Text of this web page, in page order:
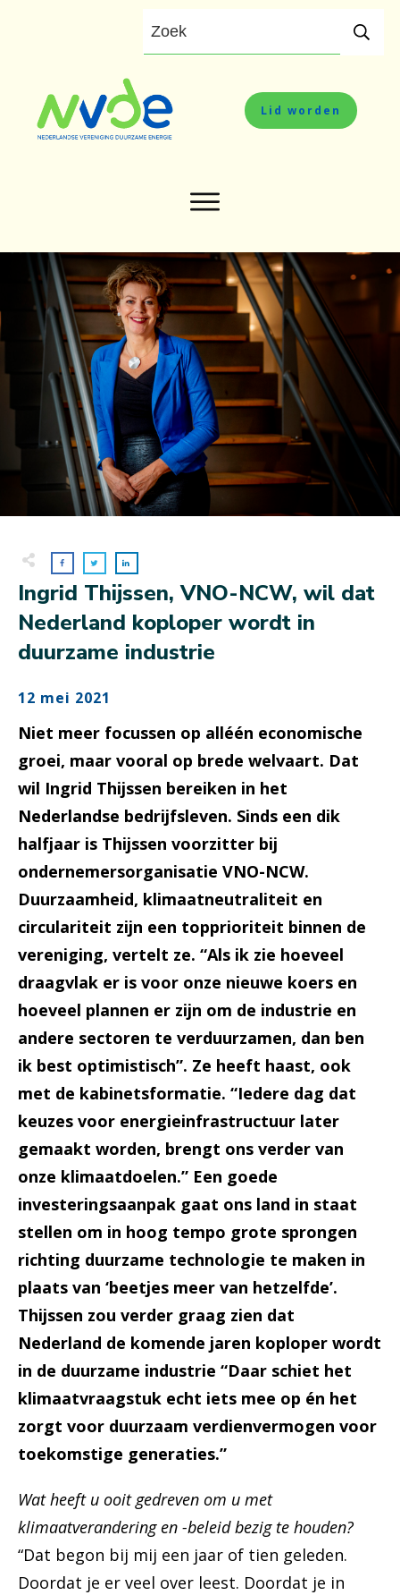
Lid worden
Ingrid Thijssen, VNO-NCW, wil dat
Nederland koploper wordt in
duurzame industrie
12 mei 2021
Niet meer focussen op alléén economische
groei, maar vooral op brede welvaart. Dat
wil Ingrid Thijssen bereiken in het
Nederlandse bedrijfsleven. Sinds een dik
halfjaar is Thijssen voorzitter bij
ondernemersorganisatie VNO-NCW.
Duurzaamheid, klimaatneutraliteit en
circulariteit zijn een topprioriteit binnen de
vereniging, vertelt ze. “Als ik zie hoeveel
draagvlak er is voor onze nieuwe koers en
hoeveel plannen er zijn om de industrie en
andere sectoren te verduurzamen, dan ben
ik best optimistisch”. Ze heeft haast, ook
met de kabinetsformatie. “Iedere dag dat
keuzes voor energieinfrastructuur later
gemaakt worden, brengt ons verder van
onze klimaatdoelen.” Een goede
investeringsaanpak gaat ons land in staat
stellen om in hoog tempo grote sprongen
richting duurzame technologie te maken in
plaats van ‘beetjes meer van hetzelfde’.
Thijssen zou verder graag zien dat
Nederland de komende jaren koploper wordt
in de duurzame industrie “Daar schiet het
klimaatvraagstuk echt iets mee op én het
zorgt voor duurzaam verdienvermogen voor
toekomstige generaties.”
Wat heeft u ooit gedreven om u met
klimaatverandering en -beleid bezig te houden?
“Dat begon bij mij een jaar of tien geleden.
Doordat je er veel over leest. Doordat je in